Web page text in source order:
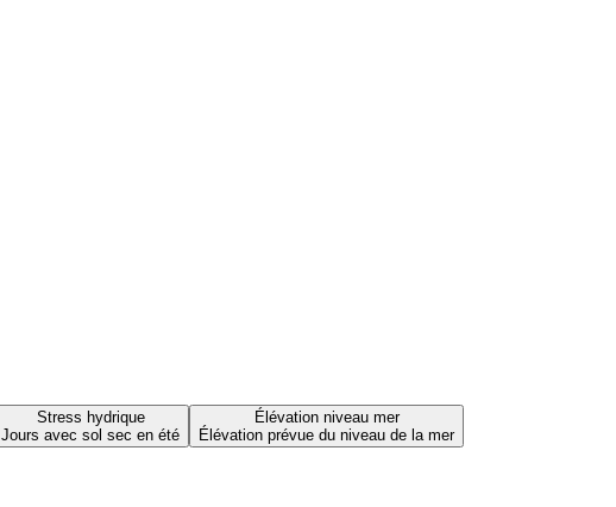
Stress hydrique
Jours avec sol sec en été
Élévation niveau mer
Élévation prévue du niveau de la mer